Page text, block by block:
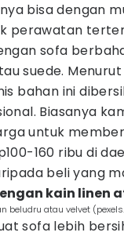
bisa dengan
perawatan
sofa
suede.
bahan ini
Biasanya
untuk
160 ribu di
beli yang
kain linen
beludru atau velvet
sofa lebih